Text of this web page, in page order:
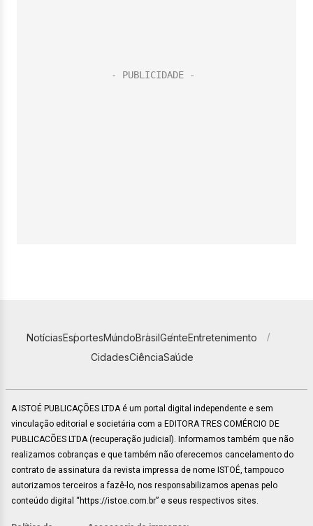
NotíciasEsportesMundoBrasilGenteEntretenimento
CidadesCiênciaSaúde
A ISTOÉ PUBLICAÇÕES LTDA é um portal digital independente e sem
vinculação editorial e societária com a EDITORA TRES COMÉRCIO DE
PUBLICACÕES LTDA (recuperação judicial). Informamos também que não
realizamos cobranças e que também não oferecemos cancelamento do
contrato de assinatura da revista impressa de nome ISTOÉ, tampouco
autorizamos terceiros a fazê-lo, nos responsabilizamos apenas pelo
conteúdo digital “https://istoe.com.br” e seus respectivos sites.